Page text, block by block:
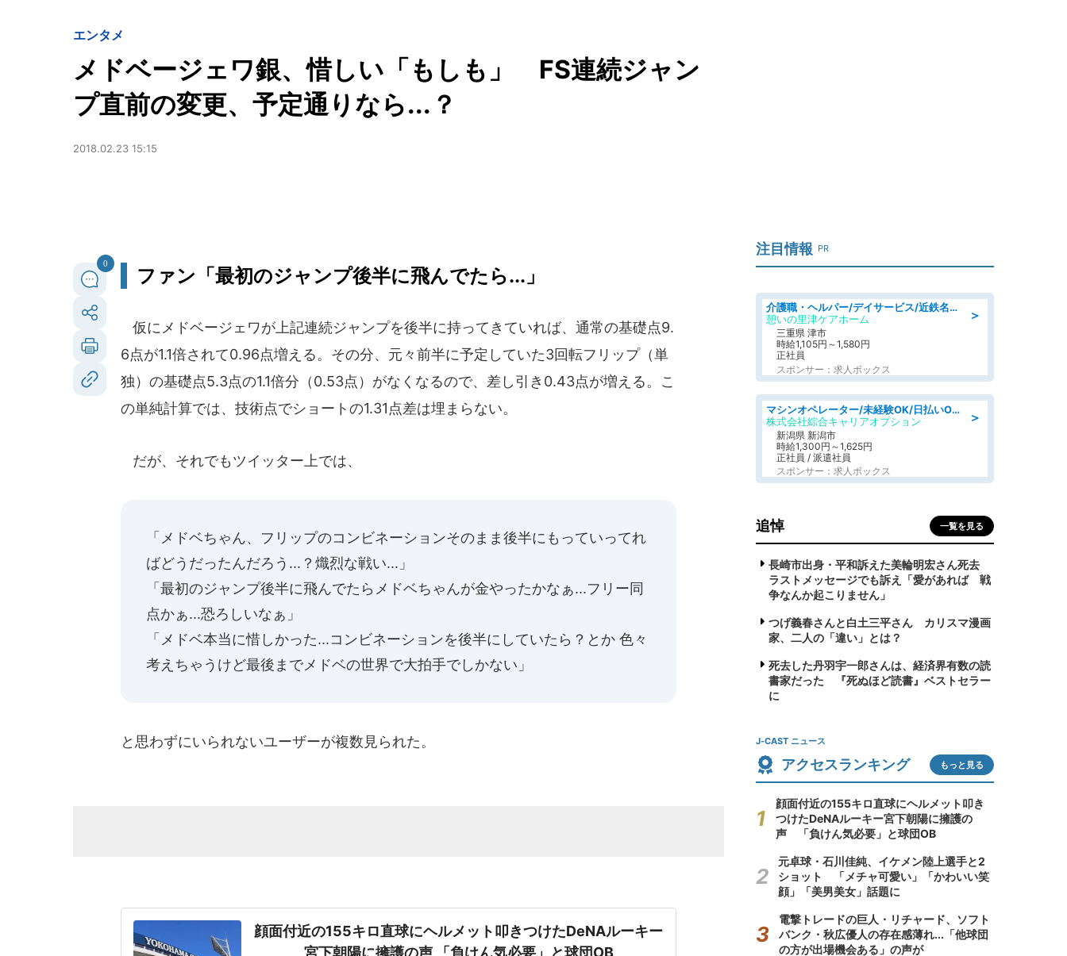
エンタメ
メドベージェワ銀、惜しい「もしも」 FS連続ジャン
プ直前の変更、予定通りなら...？
2018.02.23 15:15
0
ファン「最初のジャンプ後半に飛んでたら...」
仮にメドベージェワが上記連続ジャンプを後半に持ってきていれば、通常の基礎点9.
6点が1.1倍されて0.96点増える。その分、元々前半に予定していた3回転フリップ（単
独）の基礎点5.3点の1.1倍分（0.53点）がなくなるので、差し引き0.43点が増える。こ
の単純計算では、技術点でショートの1.31点差は埋まらない。
だが、それでもツイッター上では、
「メドベちゃん、フリップのコンビネーションそのまま後半にもっていってれ
ばどうだったんだろう...？熾烈な戦い...」
「最初のジャンプ後半に飛んでたらメドベちゃんが金やったかなぁ...フリー同
点かぁ...恐ろしいなぁ」
「メドベ本当に惜しかった...コンビネーションを後半にしていたら？とか 色々
考えちゃうけど最後までメドベの世界で大拍手でしかない」
と思わずにいられないユーザーが複数見られた。
顔面付近の155キロ直球にヘルメット叩きつけたDeNAルーキー
宮下朝陽に擁護の声 「負けん気必要」と球団OB
注目情報 PR
＞
介護職・ヘルパー/デイサービス/近鉄名古屋線 高田本山/津市/三重県
憩いの里津ケアホーム
三重県 津市
時給1,105円～1,580円
正社員
スポンサー：求人ボックス
＞
マシンオペレーター/未経験OK/日払いOK/寮完備/交替制/20・30・40代活躍中
株式会社綜合キャリアオプション
新潟県 新潟市
時給1,300円～1,625円
正社員 / 派遣社員
スポンサー：求人ボックス
追悼 一覧を見る
長崎市出身・平和訴えた美輪明宏さん死去
ラストメッセージでも訴え「愛があれば 戦
争なんか起こりません」
つげ義春さんと白土三平さん カリスマ漫画
家、二人の「違い」とは？
死去した丹羽宇一郎さんは、経済界有数の読
書家だった 『死ぬほど読書』ベストセラー
に
J-CAST ニュース
アクセスランキング もっと見る
顔面付近の155キロ直球にヘルメット叩き
つけたDeNAルーキー宮下朝陽に擁護の
声 「負けん気必要」と球団OB
元卓球・石川佳純、イケメン陸上選手と2
ショット 「メチャ可愛い」「かわいい笑
顔」「美男美女」話題に
電撃トレードの巨人・リチャード、ソフト
バンク・秋広優人の存在感薄れ...「他球団
の方が出場機会ある」の声が